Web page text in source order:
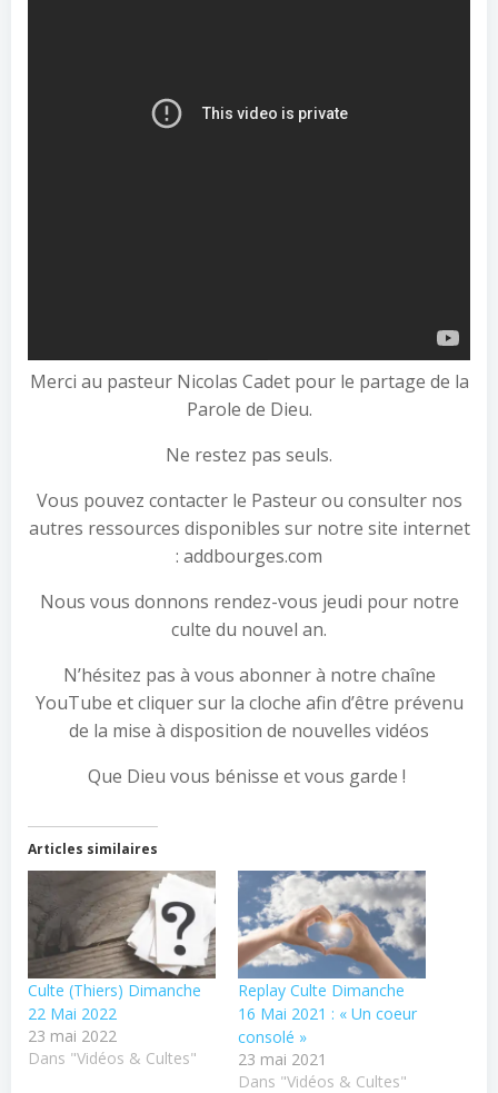
Merci au pasteur Nicolas Cadet pour le partage de la
Parole de Dieu.
Ne restez pas seuls.
Vous pouvez contacter le Pasteur ou consulter nos
autres ressources disponibles sur notre site internet
: addbourges.com
Nous vous donnons rendez-vous jeudi pour notre
culte du nouvel an.
N’hésitez pas à vous abonner à notre chaîne
YouTube et cliquer sur la cloche afin d’être prévenu
de la mise à disposition de nouvelles vidéos
Que Dieu vous bénisse et vous garde !
Articles similaires
Culte (Thiers) Dimanche
22 Mai 2022
23 mai 2022
Dans "Vidéos & Cultes"
Replay Culte Dimanche
16 Mai 2021 : « Un coeur
consolé »
23 mai 2021
Dans "Vidéos & Cultes"